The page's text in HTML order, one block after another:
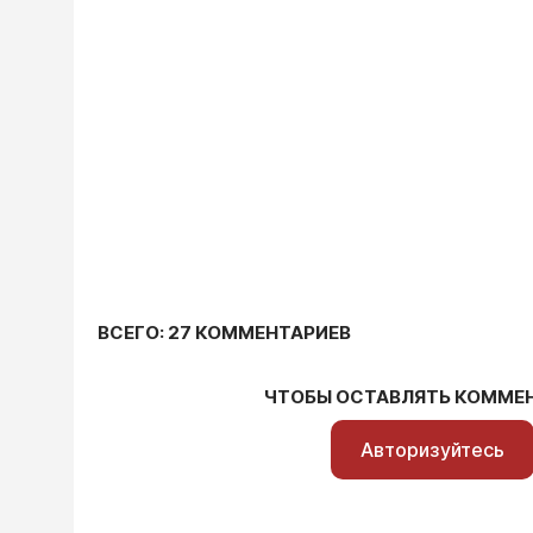
ВСЕГО: 27 КОММЕНТАРИЕВ
ЧТОБЫ ОСТАВЛЯТЬ
Авторизуйтесь